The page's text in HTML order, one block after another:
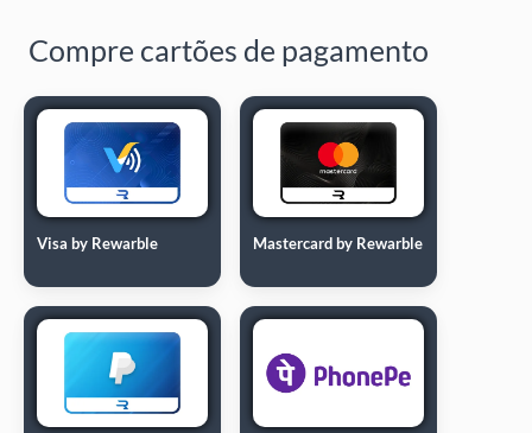
Compre cartões de pagamento
Visa by Rewarble Mastercard by Rewarble